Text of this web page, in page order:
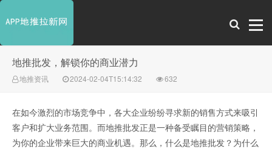
地推批发，解锁你的商业潜力
地推资讯 2024-02-04T15:14:32 632
在如今激烈的市场竞争中，各大企业纷纷寻求新的销售方式来吸引
客户和扩大业务范围。而地推批发正是一种备受瞩目的营销策略，
为你的企业带来巨大的商业机遇。那么，什么是地推批发？为什么